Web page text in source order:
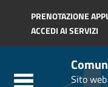
Regione Toscana
PRENOTAZIONE
ACCEDI AI SERVIZI
Sito